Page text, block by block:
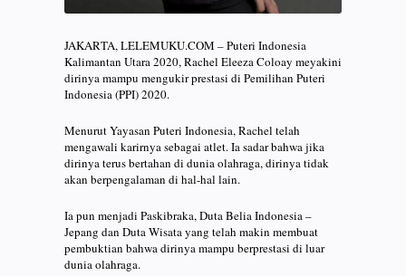
JAKARTA, LELEMUKU.COM – Puteri Indonesia
Kalimantan Utara 2020, Rachel Eleeza Coloay meyakini
dirinya mampu mengukir prestasi di Pemilihan Puteri
Indonesia (PPI) 2020.
Menurut Yayasan Puteri Indonesia, Rachel telah
mengawali karirnya sebagai atlet. Ia sadar bahwa jika
dirinya terus bertahan di dunia olahraga, dirinya tidak
akan berpengalaman di hal-hal lain.
Ia pun menjadi Paskibraka, Duta Belia Indonesia –
Jepang dan Duta Wisata yang telah makin membuat
pembuktian bahwa dirinya mampu berprestasi di luar
dunia olahraga.